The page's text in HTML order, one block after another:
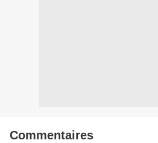
Commentaires